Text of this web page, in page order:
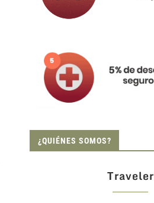
¿QUIÉNES SOMOS?
Traveler